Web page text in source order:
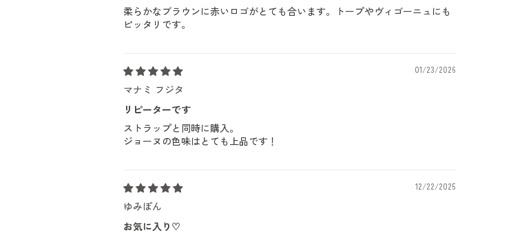
柔らかなブラウンに赤いロゴがとても合います。トープやヴィゴーニュにも
ピッタリです。
01/23/2026
マナミ フジタ
リピーターです
ストラップと同時に購入。
ジョーヌの色味はとても上品です！
12/22/2025
ゆみぽん
お気に入り♡